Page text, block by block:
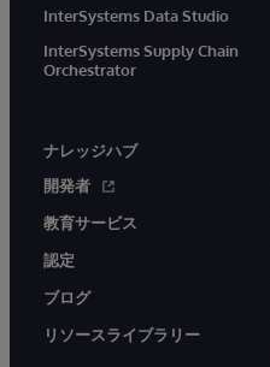
InterSystems Data Studio
InterSystems Supply Chain
Orchestrator
ナレッジハブ
開発者
教育サービス
認定
ブログ
リソースライブラリー